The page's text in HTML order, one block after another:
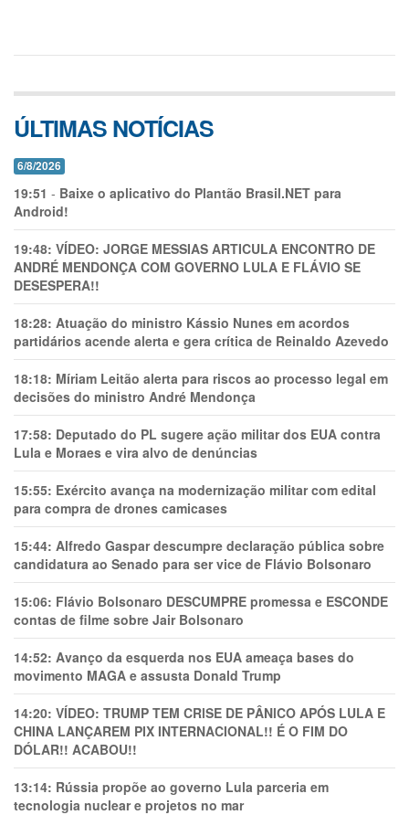
ÚLTIMAS NOTÍCIAS
6/8/2026
19:51 - Baixe o aplicativo do Plantão Brasil.NET para
Android!
19:48: VÍDEO: JORGE MESSIAS ARTICULA ENCONTRO DE
ANDRÉ MENDONÇA COM GOVERNO LULA E FLÁVIO SE
DESESPERA!!
18:28: Atuação do ministro Kássio Nunes em acordos
partidários acende alerta e gera crítica de Reinaldo Azevedo
18:18: Míriam Leitão alerta para riscos ao processo legal em
decisões do ministro André Mendonça
17:58: Deputado do PL sugere ação militar dos EUA contra
Lula e Moraes e vira alvo de denúncias
15:55: Exército avança na modernização militar com edital
para compra de drones camicases
15:44: Alfredo Gaspar descumpre declaração pública sobre
candidatura ao Senado para ser vice de Flávio Bolsonaro
15:06: Flávio Bolsonaro DESCUMPRE promessa e ESCONDE
contas de filme sobre Jair Bolsonaro
14:52: Avanço da esquerda nos EUA ameaça bases do
movimento MAGA e assusta Donald Trump
14:20: VÍDEO: TRUMP TEM CRlSE DE PÂNlCO APÓS LULA E
CHINA LANÇAREM PIX INTERNACIONAL!! É O FIM DO
DÓLAR!! ACABOU!!
13:14: Rússia propõe ao governo Lula parceria em
tecnologia nuclear e projetos no mar